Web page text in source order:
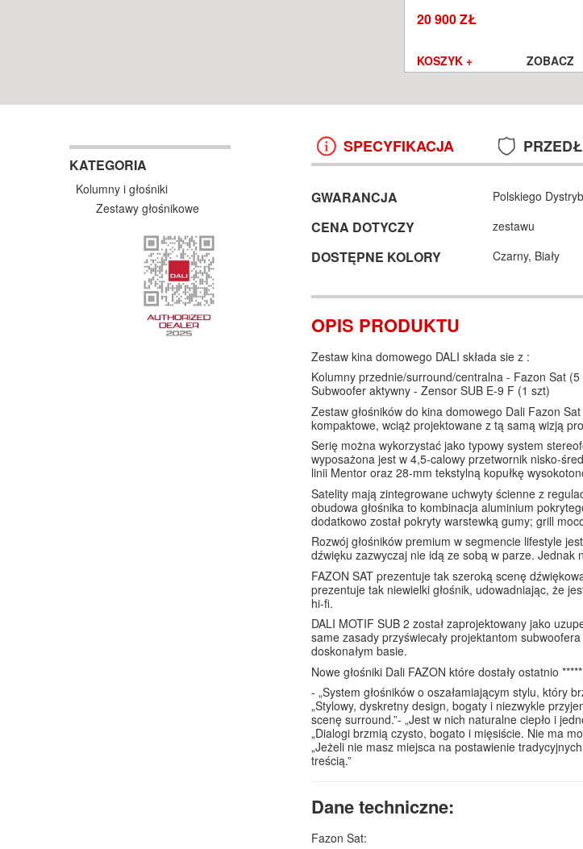
20 900 ZŁ
KOSZYK + ZOBACZ
KATEGORIA
Kolumny i głośniki
Zestawy głośnikowe
SPECYFIKACJA
GWARANCJA Polskiego
CENA DOTYCZY zestawu
DOSTĘPNE KOLORY Czarny, Biały
OPIS PRODUKTU
Zestaw kina domowego DALI składa sie z :
Kolumny przednie/surround/centralna - Fazon Sat (5
Subwoofer aktywny - Zensor SUB E-9 F (1 szt)
Zestaw głośników do kina domowego Dali Fazon
kompaktowe, wciąż projektowane z tą samą wizją
Serię można wykorzystać jako typowy system
wyposażona jest w 4,5-calowy przetwornik nisko-
linii Mentor oraz 28-mm tekstylną kopułkę
Satelity mają zintegrowane uchwyty ścienne z
obudowa głośnika to kombinacja aluminium
dodatkowo został pokryty warstewką gumy; grill
Rozwój głośników premium w segmencie lifestyle
dźwięku zazwyczaj nie idą ze sobą w parze. Jednak
FAZON SAT prezentuje tak szeroką scenę
prezentuje tak niewielki głośnik, udowadniając, że
hi-fi.
DALI MOTIF SUB 2 został zaprojektowany jako
same zasady przyświecały projektantom
doskonałym basie.
Nowe głośniki Dali FAZON które dostały ostatnio
- „System głośników o oszałamiającym stylu, który
„Stylowy, dyskretny design, bogaty i niezwykle
scenę surround.”- „Jest w nich naturalne ciepło i
„Dialogi brzmią czysto, bogato i mięsiście. Nie ma
„Jeżeli nie masz miejsca na postawienie
treścią.”
Dane techniczne:
Fazon Sat: